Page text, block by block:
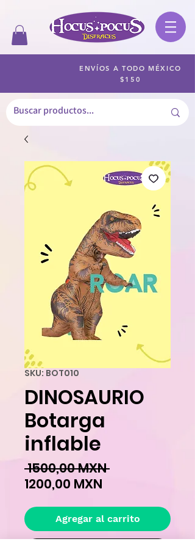
ENVÍOS A TODO MÉXICO
$150
SKU: BOT010
DINOSAURIO
Botarga
inflable
1500,00 MXN Precio
1200,00 MXN
oferta
Agregar al carrito